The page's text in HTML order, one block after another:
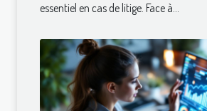
essentiel en cas de litige. Face à...